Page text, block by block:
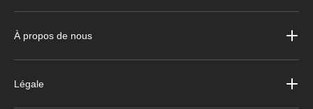
À propos de nous
Légale